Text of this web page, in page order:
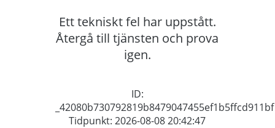
Ett tekniskt fel har uppstått.
Återgå till tjänsten och prova
igen.
ID:
_42080b730792819b8479047455ef1b5ffcd911bf
Tidpunkt: 2026-08-08 20:42:47